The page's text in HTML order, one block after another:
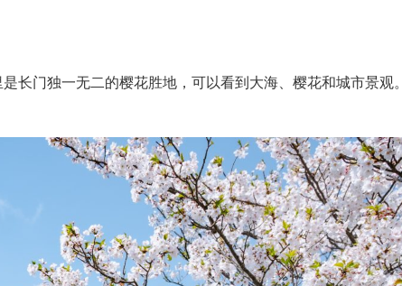
长门独一无二的樱花胜地，可以看到大海、樱花和城市景观。